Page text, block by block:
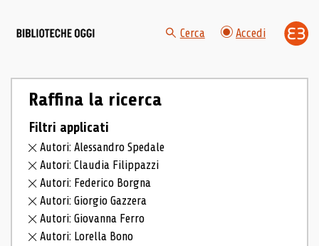
Cerca Accedi
Raffina la ricerca
Filtri applicati
Autori: Alessandro Spedale
Autori: Claudia Filippazzi
Autori: Federico Borgna
Autori: Giorgio Gazzera
Autori: Giovanna Ferro
Autori: Lorella Bono